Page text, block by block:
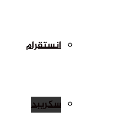
انستقرام
سكريبد